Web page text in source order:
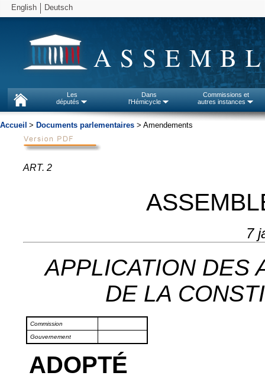
English Deutsch
Les
députés
Dans
l'Hémicycle
Commissions et
autres instances
Accueil > Documents parlementaires > Amendements
ART. 2
7
APPLICATION DES
DE LA
Commission
Gouvernement
ADOPTÉ